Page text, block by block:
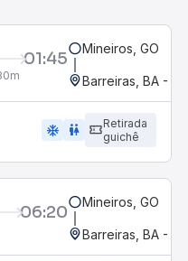
01:45 Mineiros, GO
Barreiras, BA -
ac_unit wc
Retirada
guichê
06:20 Mineiros, GO
Barreiras, BA -